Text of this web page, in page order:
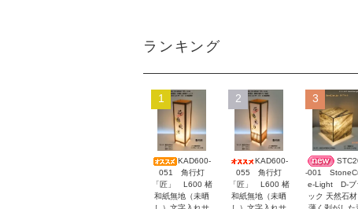
ランキング
1
KAD600-
051 角行灯
「匠」 L600 楮
和紙無地（未晒
2
KAD600-
055 角行灯
「匠」 L600 楮
和紙無地（未晒
3
-001
e-Light D-ブ
ック 天然石材